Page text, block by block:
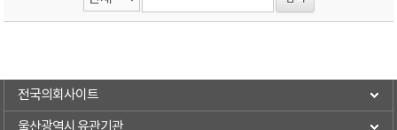
전국의회사이트
울산광역시 유관기관